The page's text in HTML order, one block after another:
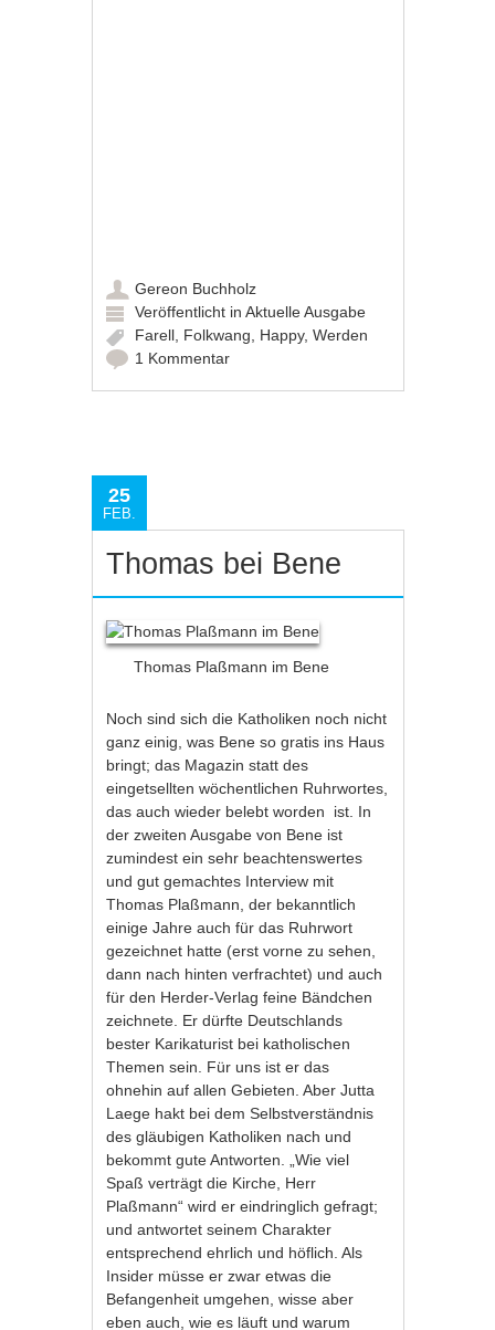
Gereon Buchholz
Veröffentlicht inAktuelle Ausgabe
Farell Folkwang Happy,Werden
1 Kommentar
25
FEB.
Thomas bei Bene
Thomas Plaßmann im Bene
Noch sind sich die Katholiken noch nicht
ganz einig, was Bene so gratis ins Haus
bringt; das Magazin statt des
eingetsellten wöchentlichen Ruhrwortes,
das auch wieder belebt worden ist. In
der zweiten Ausgabe von Bene ist
zumindest ein sehr beachtenswertes
und gut gemachtes Interview mit
Thomas Plaßmann, der bekanntlich
einige Jahre auch für das Ruhrwort
gezeichnet hatte (erst vorne zu sehen,
dann nach hinten verfrachtet) und auch
für den Herder-Verlag feine Bändchen
zeichnete. Er dürfte Deutschlands
bester Karikaturist bei katholischen
Themen sein. Für uns ist er das
ohnehin auf allen Gebieten. Aber Jutta
Laege hakt bei dem Selbstverständnis
des gläubigen Katholiken nach und
bekommt gute Antworten. „Wie viel
Spaß verträgt die Kirche, Herr
Plaßmann“ wird er eindringlich gefragt;
und antwortet seinem Charakter
entsprechend ehrlich und höflich. Als
Insider müsse er zwar etwas die
Befangenheit umgehen, wisse aber
eben auch, wie es läuft und warum